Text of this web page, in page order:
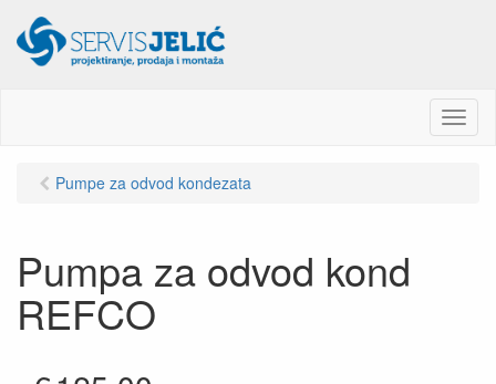
M
e
Pumpe za odvod kondezata
Pumpa za odvod kond
REFCO